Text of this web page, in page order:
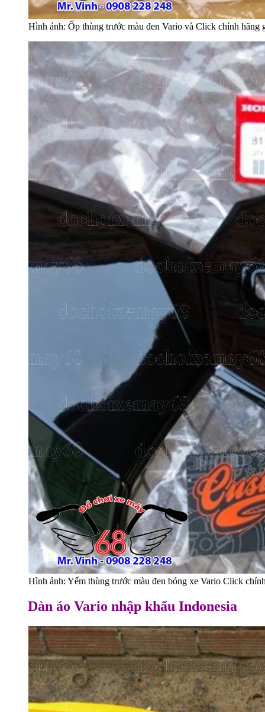
Hình ảnh: Ốp thùng trước màu đen Vario và Click chính hãng
Hình ảnh: Yếm thùng trước màu đen bóng xe Vario Click
Dàn áo Vario nhập khẩu Indonesia